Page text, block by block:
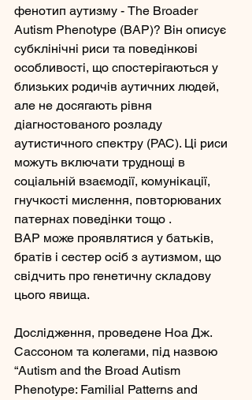
фенотип аутизму - The Broader
Autism Phenotype (BAP)? Він описує
субклінічні риси та поведінкові
особливості, що спостерігаються у
близьких родичів аутичних людей,
але не досягають рівня
діагностованого розладу
аутистичного спектру (РАС). Ці риси
можуть включати труднощі в
соціальній взаємодії, комунікації,
гнучкості мислення, повторюваних
патернах поведінки тощо .
BAP може проявлятися у батьків,
братів і сестер осіб з аутизмом, що
свідчить про генетичну складову
цього явища.
Дослідження, проведене Ноа Дж.
Сассоном та колегами, під назвою
“Autism and the Broad Autism
Phenotype: Familial Patterns and